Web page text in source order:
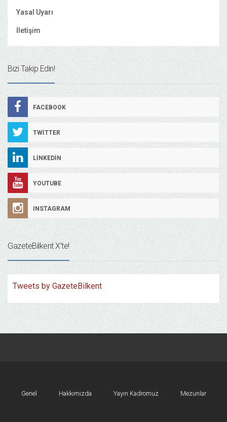
Yasal Uyarı
İletişim
Bizi Takip Edin!
FACEBOOK
TWITTER
LINKEDIN
YOUTUBE
INSTAGRAM
GazeteBilkent X’te!
Tweets by GazeteBilkent
Genel Hakkımızda Yayın Kadromuz Mezunlar